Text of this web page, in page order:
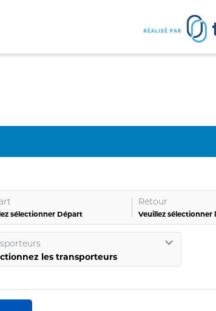
sélectionner Départ
Retour
Veuillez sélectionner
les transporteurs